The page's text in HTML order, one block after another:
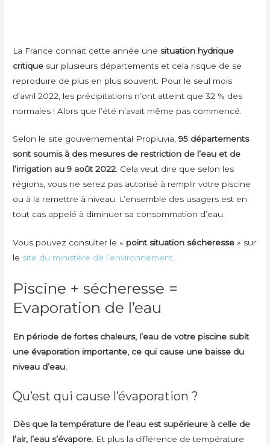
La France connait cette année une situation hydrique
critique sur plusieurs départements et cela risque de se
reproduire de plus en plus souvent. Pour le seul mois
d’avril 2022, les précipitations n’ont atteint que 32 % des
normales ! Alors que l’été n’avait même pas commencé.
Selon le site gouvernemental Propluvia,95 départements
sont soumis à des mesures de restriction de l’eau et de
l’irrigation au 9 août 2022. Cela veut dire que selon les
régions, vous ne serez pas autorisé à remplir votre piscine
ou à la remettre à niveau. L’ensemble des usagers est en
tout cas appelé à diminuer sa consommation d’eau.
Vous pouvez consulter le « point situation sécheresse » sur
le site du ministère de l’environnement.
Piscine + sécheresse =
Evaporation de l’eau
En période de fortes chaleurs, l’eau de votre piscine subit
une évaporation importante, ce qui cause une baisse du
niveau d’eau.
Qu’est qui cause l’évaporation ?
Dès que la température de l’eau est supérieure à celle de
l’air, l’eau s’évapore. Et plus la différence de température